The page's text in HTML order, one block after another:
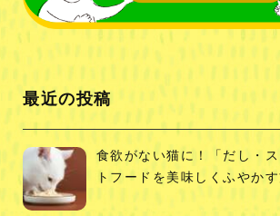
最近の投稿
食欲がない猫に！「だし・
トフードを美味しくふやか